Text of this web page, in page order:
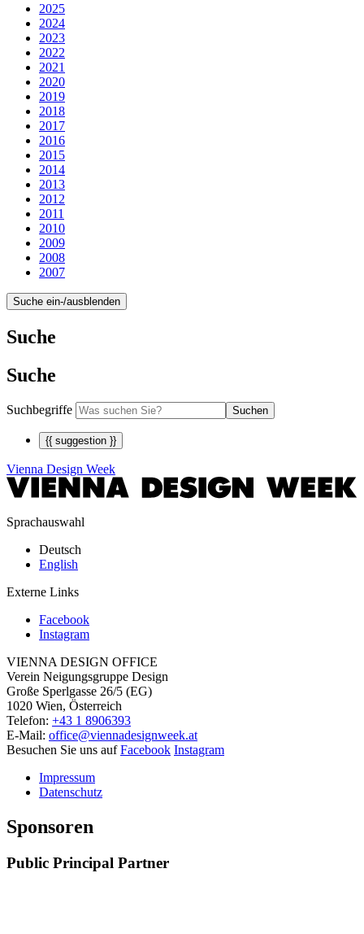
2025
2024
2023
2022
2021
2020
2019
2018
2017
2016
2015
2014
2013
2012
2011
2010
2009
2008
2007
Suche ein-/ausblenden
Suche
Suche
Suchbegriffe Suchen
{{ suggestion }}
Vienna Design Week
Sprachauswahl
Deutsch
English
Externe Links
Facebook
Instagram
VIENNA DESIGN OFFICE
Verein Neigungsgruppe Design
Große Sperlgasse 26/5 (EG)
1020 Wien, Österreich
Telefon: +43 1 8906393
E-Mail: office@viennadesignweek.at
Besuchen Sie uns aufFacebook Instagram
Impressum
Datenschutz
Sponsoren
Public Principal Partner